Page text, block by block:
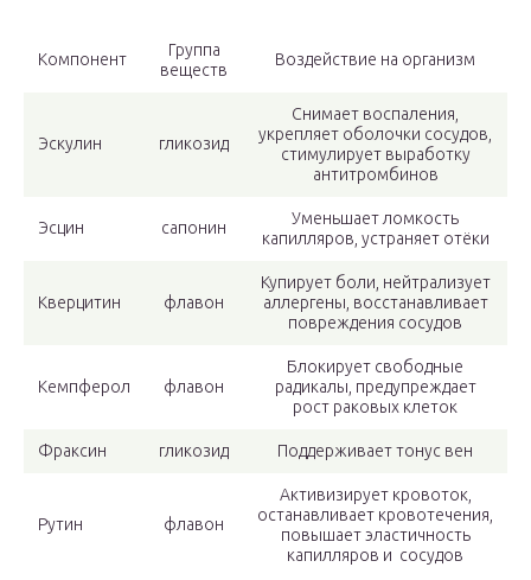
Компонент
Группа
веществ
Воздействие на организм
Эскулин гликозид
Снимает воспаления,
укрепляет оболочки сосудов,
стимулирует выработку
антитромбинов
Эсцин сапонин
Уменьшает ломкость
капилляров, устраняет отёки
Кверцитин флавон
Купирует боли, нейтрализует
аллергены, восстанавливает
повреждения сосудов
Кемпферол флавон
Блокирует свободные
радикалы, предупреждает
рост раковых клеток
Фраксин гликозид Поддерживает тонус вен
Рутин флавон
Активизирует кровоток,
останавливает кровотечения,
повышает эластичность
капилляров и сосудов